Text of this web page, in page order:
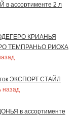
в ассортименте 2 л
КРИАНЬЯ
ТЕМПРАНЬО РИОХА
ЭКСПОРТ СТАЙЛ
назад
в ассортименте